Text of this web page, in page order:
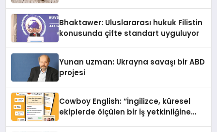
Bhaktawer: Uluslararası hukuk Filistin
konusunda çifte standart uyguluyor
Yunan uzman: Ukrayna savaşı bir ABD
projesi
Cowboy English: “İngilizce, küresel
ekiplerde ölçülen bir iş yetkinliğine